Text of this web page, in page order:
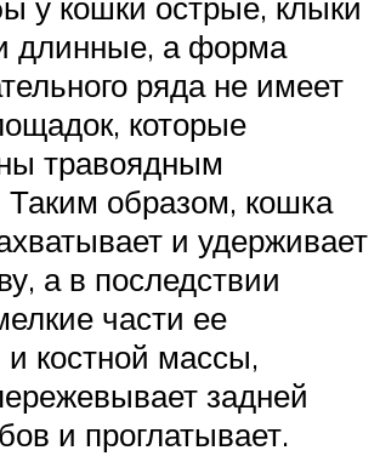
длинные, а форма
ряда не имеет
которые
травоядным
образом, кошка
и удерживает
а в последствии
части ее
костной массы,
задней
и проглатывает.